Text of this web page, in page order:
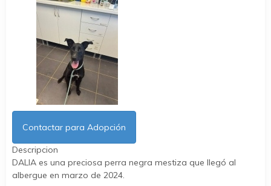
Contactar para Adopción
Descripcion
DALIA es una preciosa perra negra mestiza que llegó al
albergue en marzo de 2024.